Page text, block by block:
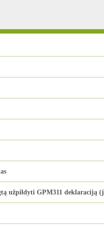
užpildyti GPM311 deklaraciją